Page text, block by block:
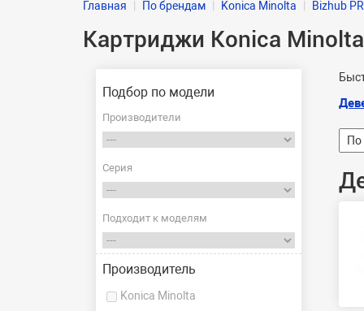
Главная По брендам Konica Minolta Bizhub
Картриджи Konica
Подбор по модели
Производители
Серия
Подходит к моделям
Производитель
Konica Minolta